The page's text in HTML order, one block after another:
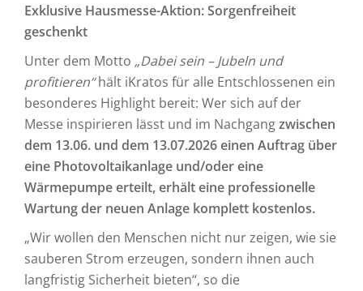
Exklusive Hausmesse-Aktion: Sorgenfreiheit
geschenkt
Unter dem Motto „Dabei sein – Jubeln und
profitieren“hält iKratos für alle Entschlossenen ein
besonderes Highlight bereit: Wer sich auf der
Messe inspirieren lässt und im Nachgangzwischen
dem 13.06. und dem 13.07.2026 einen Auftrag über
eine Photovoltaikanlage und/oder eine
Wärmepumpe erteilt, erhält eine professionelle
Wartung der neuen Anlage komplett kostenlos.
„Wir wollen den Menschen nicht nur zeigen, wie sie
sauberen Strom erzeugen, sondern ihnen auch
langfristig Sicherheit bieten“, so die